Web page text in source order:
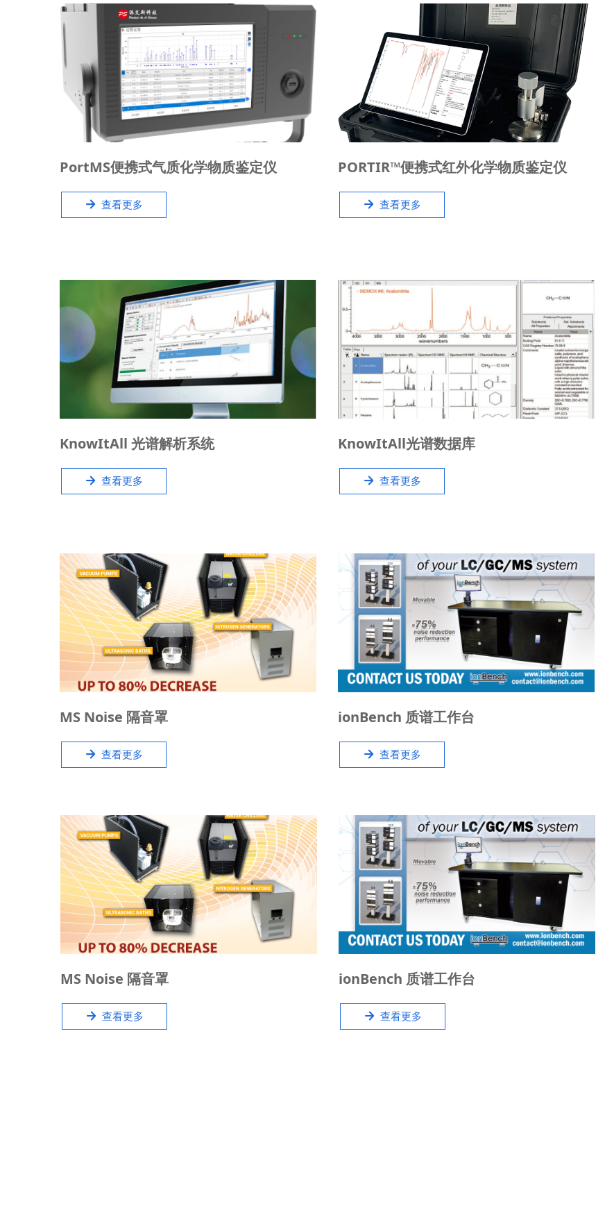
在科学研究中，气相色谱质谱联用仪已成为不可或缺
的化合物定性分析工具。不同于传统的实验室台式气
相色谱质谱联用仪，便携式气质联用仪不应受限于场
地、电源和线路等条件。PortMS®是一款坚固、紧
PortMS便携式气质化学物质鉴定仪
녒 查看更多
PORTIR™高度集成设计，将整套红外光学部件、金刚
石ATR、长续航电池及数据采集、分析系统置于具有
IP67防水性能的抗震箱内，而整机重量小于10千克。
方便用户在实验室分析或者外出实时现场进行分析鉴
PORTIR™便携式红外化学物质鉴定仪
녒 查看更多
无论您使用一种还是多种技术，KnowItAll® 光谱软
件都有适合您所在实验室的解决方案。
KnowItAll 软件为多种化学结构和仪器文件提供分
KnowItAll 光谱解析系统
녒 查看更多
Wiley 是光谱数据领域的领导者，现已拥有逾 200 万
张光谱—世界最大的光谱图集—包括红外光谱 (IR)、
质谱 (MS)、拉曼光谱、核磁共振光谱和紫外可见光谱
数据库。
KnowItAll光谱数据库
녒 查看更多
MS Noise产品可减少设备噪音80%，广泛适用于：机
械泵/前级真空泵，循环水，气体发生器，超声波，计
算机服务器等实验室质谱、电镜工作设备。
MS Noise 隔音罩
녒 查看更多
IonBench质谱工作台旨在支持领先制造商的LC / GC
/ ICP/ MS，如Agilent、AB Sciex、Shimadzu、
Waters、PerkinElmer、ThermoFisher、Bruker的
质谱厂商提供专业的工作台。
ionBench 质谱工作台
녒 查看更多
MS Noise产品可减少设备噪音80%，广泛适用于：机
械泵/前级真空泵，循环水，气体发生器，超声波，计
算机服务器等实验室质谱、电镜工作设备。
MS Noise 隔音罩
녒 查看更多
IonBench质谱工作台旨在支持领先制造商的LC / GC
/ ICP/ MS，如Agilent、AB Sciex、Shimadzu、
Waters、PerkinElmer、ThermoFisher、Bruker的
质谱厂商提供专业的工作台。
ionBench 质谱工作台
녒 查看更多